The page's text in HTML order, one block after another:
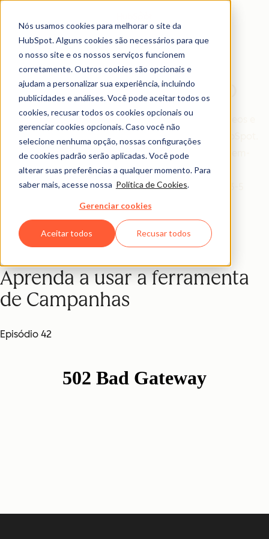
Nós usamos cookies para melhorar o site da
HubSpot. Alguns cookies são necessários para que
o nosso site e os nossos serviços funcionem
corretamente. Outros cookies são opcionais e
ajudam a personalizar sua experiência, incluindo
publicidades e análises. Você pode aceitar todos os
cookies, recusar todos os cookies opcionais ou
gerenciar cookies opcionais. Caso você não
selecione nenhuma opção, nossas configurações
de cookies padrão serão aplicadas. Você pode
alterar suas preferências a qualquer momento. Para
saber mais, acesse nossa Política de Cookies.
Gerenciar cookies
Aceitar todos Recusar todos
HubSpot Em Vídeo
Com o Hubspot Em Vídeo você pode acessar vídeos e
webinars lançados mensalmente para clientes HubSpot.
Queremos ajudar clientes como você a serem bem-
sucedidos com o HubSpot, facilitando o seu
aprendizado através de vídeos rápidos (entre 3-5
minutos) e webinars.
Aprenda a usar a ferramenta
de Campanhas
Episódio 42